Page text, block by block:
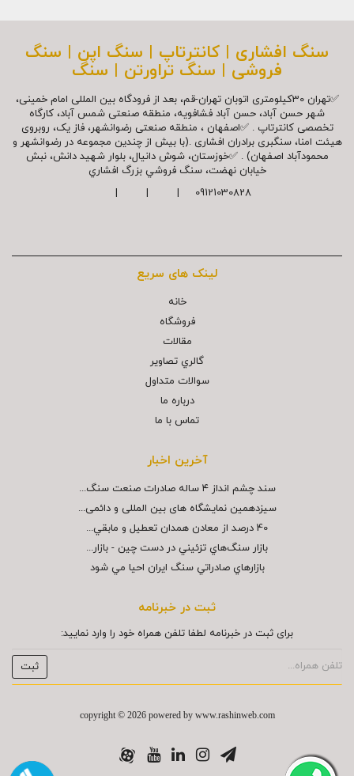
سنگ افشاری | کانترتاپ | سنگ اپن | سنگ
فروشی | سنگ تراورتن | سنگ
✅تهران 30کیلومتری اتوبان تهران-قم، بعد از فرودگاه بین المللی امام خمینی،
شهر حسن آباد، حسن آباد فشافویه، منطقه صنعتی شمس آباد، کارگاه
تخصصی کانترتاپ . ✅اصفهان ، منطقه صنعتی رضوانشهر، فاز یک، روبروی
هیئت امنا، سنگبری برادران افشاری .(با بیش از چندین مجموعه در رضوانشهر و
محمودآباد اصفهان) . ✅خوزستان، شوش دانیال، بلوار شهيد دانش، نبش
خیابان نهضت، سنگ فروشي بزرگ افشاري
09121030828 | | |
لینک های سریع
خانه
فروشگاه
مقالات
گالري تصاوير
سوالات متداول
درباره ما
تماس با ما
آخرین اخبار
سند چشم انداز ۴ ساله صادرات صنعت سنگ...
سیزدهمین نمایشگاه های بین المللی و دائمی...
40 درصد از معادن همدان تعطيل و مابقي...
بازار سنگ‌هاي تزئيني در دست چين - بازار...
بازارهاي صادراتي سنگ ايران احيا مي شود
ثبت در خبرنامه
برای ثبت در خبرنامه لطفا تلفن همراه خود را وارد نمایید:
copyright © 2026 powered by www.rashinweb.com